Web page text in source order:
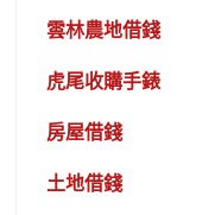
雲林農地借錢
虎尾收購手錶
房屋借錢
土地借錢